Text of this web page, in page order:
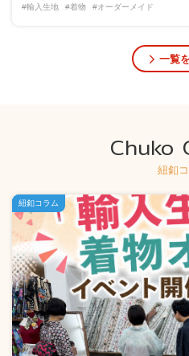
#輸入生地 #着物 #オーダーメイド
一覧
Chuko
紐釦
紐釦コラム